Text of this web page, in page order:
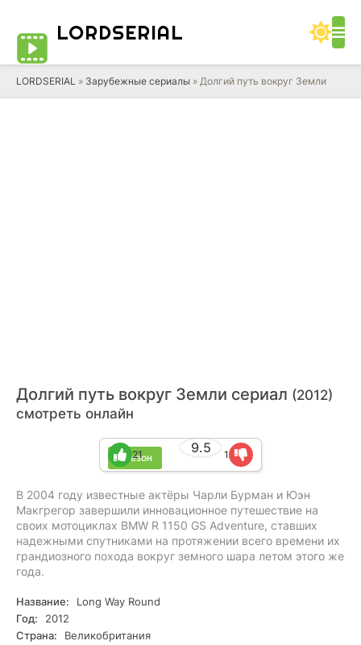
LORDSERIAL
LORDSERIAL » Зарубежные сериалы » Долгий путь вокруг Земли
Долгий путь вокруг Земли сериал (2012)
смотреть онлайн
1 сезон
9.5
21 1
В 2004 году известные актёры Чарли Бурман и Юэн
Макгрегор завершили инновационное путешествие на
своих мотоциклах BMW R 1150 GS Adventure, ставших
надежными спутниками на протяжении всего времени их
грандиозного похода вокруг земного шара летом этого же
года.
Название:
Long Way Round
Год:
2012
Страна:
Великобритания